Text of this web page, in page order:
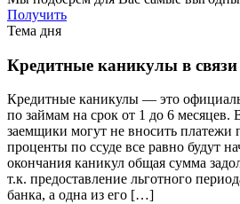
Получить
Тема дня
Кредитные каникулы в
Кредитные каникулы — это
по займам на срок от 1 до 6 месяцев.
заемщики могут не вносить платежи
проценты по ссуде все равно будут
окончания каникул общая сумма
т.к. предоставление льготного
банка, а одна из его […]